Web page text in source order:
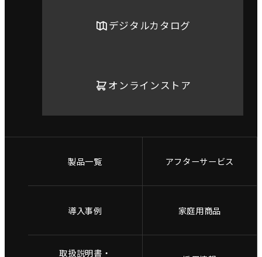
デジタルカタログ
オンラインストア
製品一覧 アフターサービス
導入事例 家庭用商品
取扱説明書・